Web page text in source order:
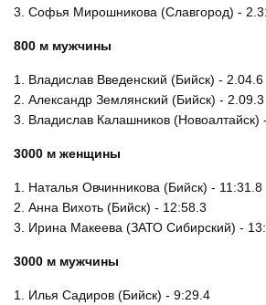
3. Софья Мирошникова (Славгород) -
800 м мужчины
1. Владислав Введенский (Бийск) - 2.04.6
2. Александр Землянский (Бийск) - 2.09.3
3. Владислав Калашников (Новоалтайск)
3000 м женщины
1. Наталья Овчинникова (Бийск) - 11:31.8
2. Анна Вихоть (Бийск) - 12:58.3
3. Ирина Макеева (ЗАТО Сибирский) -
3000 м мужчины
1. Илья Садиров (Бийск) - 9:29.4